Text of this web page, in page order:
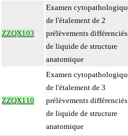
ZZQX103
Examen
de l'étalement de 2
prélèvements différenciés
de liquide de structure
anatomique
ZZQX110
Examen
de l'étalement de 3
prélèvements différenciés
de liquide de structure
anatomique